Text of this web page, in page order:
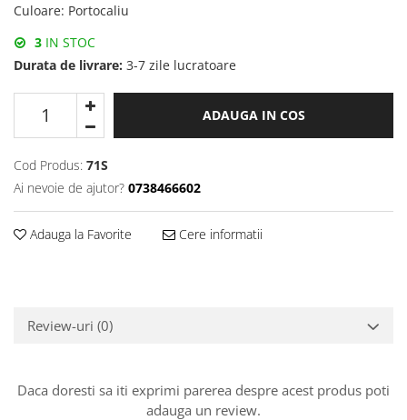
Culoare: Portocaliu
3 IN STOC
Durata de livrare: 3-7 zile lucratoare
ADAUGA IN COS
Cod Produs: 71S
Ai nevoie de ajutor? 0738466602
Adauga la Favorite Cere informatii
Review-uri (0)
Daca doresti sa iti exprimi parerea despre acest produs poti
adauga un review.